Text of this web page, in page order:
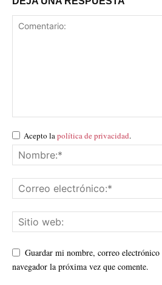
Acepto lapolítica de privacidad.
Guardar mi nombre, correo
navegador la próxima vez que comente.